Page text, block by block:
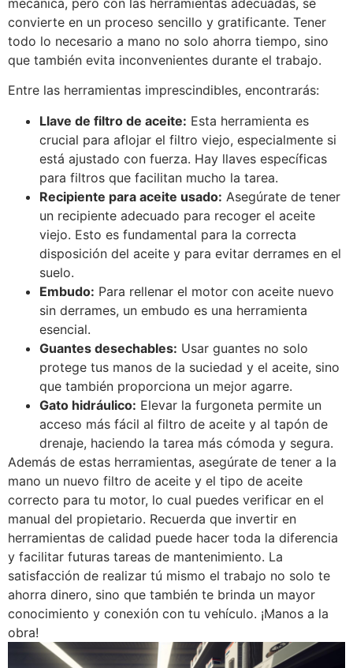
convierte en un proceso sencillo y gratificante. Tener
todo lo necesario a mano no solo ahorra tiempo, sino
que también evita inconvenientes durante el trabajo.
Entre las herramientas imprescindibles, encontrarás:
Llave de filtro de aceite: Esta herramienta es
crucial para aflojar el filtro viejo, especialmente si
está ajustado con fuerza. Hay llaves específicas
para filtros que facilitan mucho la tarea.
Recipiente para aceite usado: Asegúrate de tener
un recipiente adecuado para recoger el aceite
viejo. Esto es fundamental para la correcta
disposición del aceite y para evitar derrames en el
suelo.
Embudo: Para rellenar el motor con aceite nuevo
sin derrames, un embudo es una herramienta
esencial.
Guantes desechables: Usar guantes no solo
protege tus manos de la suciedad y el aceite, sino
que también proporciona un mejor agarre.
Gato hidráulico: Elevar la furgoneta permite un
acceso más fácil al filtro de aceite y al tapón de
drenaje, haciendo la tarea más cómoda y segura.
Además de estas herramientas, asegúrate de tener a la
mano un nuevo filtro de aceite y el tipo de aceite
correcto para tu motor, lo cual puedes verificar en el
manual del propietario. Recuerda que invertir en
herramientas de calidad puede hacer toda la diferencia
y facilitar futuras tareas de mantenimiento. La
satisfacción de realizar tú mismo el trabajo no solo te
ahorra dinero, sino que también te brinda un mayor
conocimiento y conexión con tu vehículo. ¡Manos a la
obra!